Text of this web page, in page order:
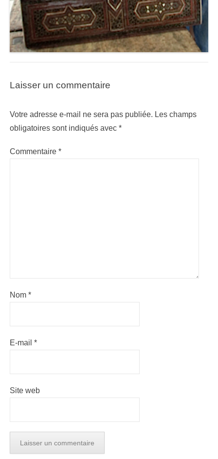
Laisser un commentaire
Votre adresse e-mail ne sera pas publiée. Les champs
obligatoires sont indiqués avec *
Commentaire *
Nom *
E-mail *
Site web